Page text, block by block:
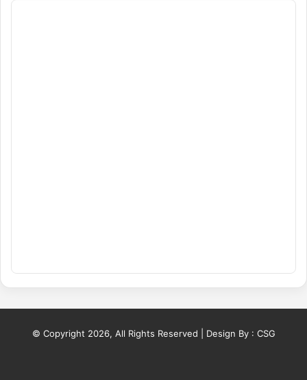
© Copyright 2026, All Rights Reserved | Design By : CSG